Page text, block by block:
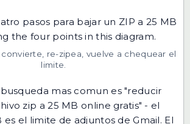
convierte, re-zipea, vuelve a chequear el
limite.
mas comun es "reducir
zip a 25 MB online gratis" - el
el limite de adjuntos de Gmail. El